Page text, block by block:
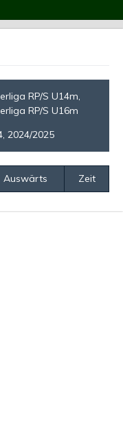
RP/S U14m,
RP/S U16m
2024/2025
Auswärts Zeit